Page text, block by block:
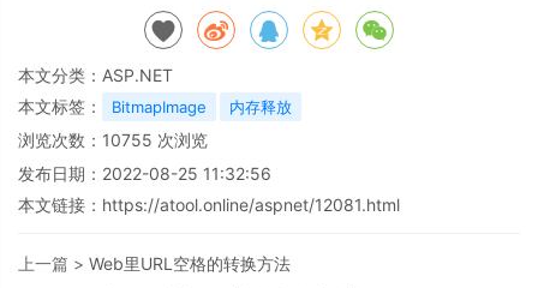
本文分类： ASP.NET
本文标签：
BitmapImage 内存释放
浏览次数： 10755 次浏览
发布日期：2022-08-25 11:32:56
本文链接： https://atool.online/aspnet/12081.html
上一篇 > Web里URL空格的转换方法